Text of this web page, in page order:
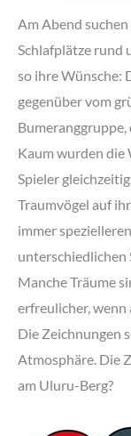
Am Abend
Schlafplätze rund
so ihre Wünsche:
gegenüber vom
Bumeranggruppe,
Kaum wurden die
Spieler
Traumvögel auf
immer
unterschiedlichen
Manche Träume
erfreulicher, wenn
Die Zeichnungen
Atmosphäre. Die
am Uluru-Berg?